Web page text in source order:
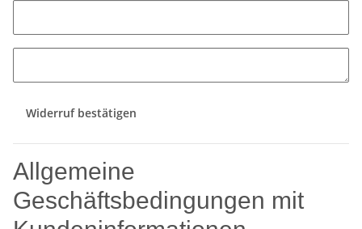
Widerruf bestätigen
Allgemeine
Geschäftsbedingungen mit